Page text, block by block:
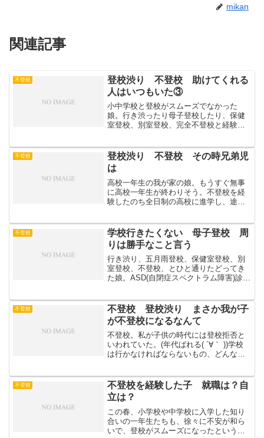
mikan
関連記事
不登校
登校渋り 不登校 助けてくれる
人はいつもいた③
小中学校と登校がスムーズでなかった
娘。行き渋ったり母子登校したり、保健
室登校、別室登校、完全不登校と経験し
んて、到底きれいごととしては受け止め
られない。確かに通常では経...
不登校
登校渋り 不登校 その時兄弟児
は
高校一年生の我が家の娘。もうすぐ無事
に高校一年生が終わりそう。不登校を経
験したのち全日制の高校に進学し、途中
したばかりの息子もいて、学年でいうと
二歳差の兄妹。幼稚園時代...
不登校
学校行きたくない 母子登校 周
りは勝手なこと言う
行き渋り、五月雨登校、保健室登校、別
室登校、不登校、とひと通りたどってき
た娘。ASD(自閉症スペクトラム障害)診断
の日はちゃっかり送迎してもらう交渉を
している)我が家...
不登校
不登校 登校渋り まさか我が子
が不登校になるなんて
不登校。私が子供の時代には登校拒否と
いわれていた。(年代ばれる( ´∀｀ ))学校
は行かなければならないもの、どんなに
していたし、これほど不登校が増え、選
択肢が多様にな...
不登校
不登校を経験した子 就職は？自
立は？
この春、小学校や中学校に入学した知り
合いの一年生たちも、徐々に不安が和ら
いで、登校がスムーズになったという話